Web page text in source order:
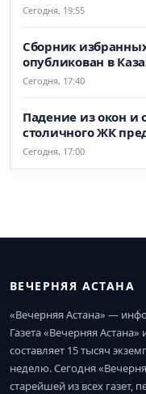
Сегодня, 19:55
Сборник
опубликован в
Сегодня, 17:40
Падение из окон и
столичного ЖК
Сегодня, 17:00
ВЕЧЕРНЯЯ АСТАНА
«Вечерняя Астана» —
Газета «Вечерняя Астана»
составляет 15 тысяч
неделю. Сегодня
старейшей из всех газет,